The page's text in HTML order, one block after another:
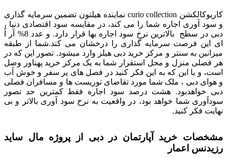
کاریوکالکشن curio collection نماینده هیلتون تضمین سرمایه گذاری
و سود آوری اجاره شما را می کند، در مقایسه سود اقتصادی دنیا ،
دبی در سطح بالاترین نرخ سود اجاره بها قرار دارد. و عدد 8% آر ا‌ُ
ای این فرصت سرمایه گذاری را درخشان می کند.شما از طبقه
میزانین به سنتر و مرکز خرید دبی هیلز وارد میشود. تصور این که در
هر فصلی منزل و محل استقرار شما به یک مرکز خرید پهناور وصل
است، و یا این که به این فکر کنید در فصل های پر سفر و خوش آب
و هوای دبی ، ملک شما مورد تقاضای توریست ها و مسافران فصلی
دبی خواهدبود. هشت درصد سود اجاره فقط کمترین حد تصور
سودآوری شما خواهد بود، در واقعیت به نرخ سود آوری بالاتر و بی
نهایت فکر کنید.
مشخصات خرید آپارتمان در دبی از پروژه مال ساید
رزیدنس اعمار